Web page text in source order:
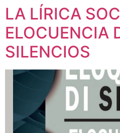
LA LÍRICA
ELOCUENCIA
SILENCIOS